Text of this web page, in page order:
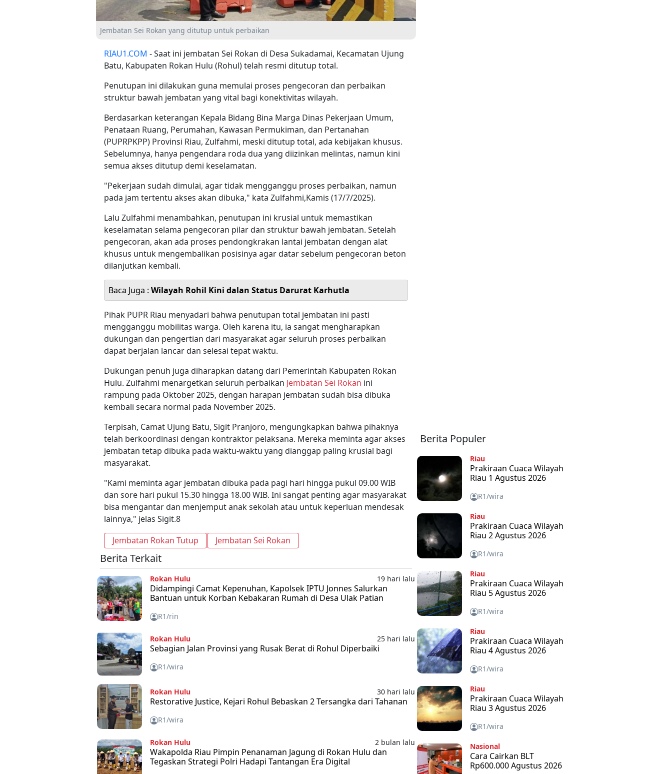
Jembatan Sei Rokan yang ditutup untuk perbaikan
RIAU1.COM - Saat ini jembatan Sei Rokan di Desa Sukadamai, Kecamatan Ujung
Batu, Kabupaten Rokan Hulu (Rohul) telah resmi ditutup total.
Penutupan ini dilakukan guna memulai proses pengecoran dan perbaikan
struktur bawah jembatan yang vital bagi konektivitas wilayah.
Berdasarkan keterangan Kepala Bidang Bina Marga Dinas Pekerjaan Umum,
Penataan Ruang, Perumahan, Kawasan Permukiman, dan Pertanahan
(PUPRPKPP) Provinsi Riau, Zulfahmi, meski ditutup total, ada kebijakan khusus.
Sebelumnya, hanya pengendara roda dua yang diizinkan melintas, namun kini
semua akses ditutup demi keselamatan.
"Pekerjaan sudah dimulai, agar tidak mengganggu proses perbaikan, namun
pada jam tertentu akses akan dibuka," kata Zulfahmi,Kamis (17/7/2025).
Lalu Zulfahmi menambahkan, penutupan ini krusial untuk memastikan
keselamatan selama pengecoran pilar dan struktur bawah jembatan. Setelah
pengecoran, akan ada proses pendongkrakan lantai jembatan dengan alat
khusus untuk mengembalikan posisinya agar datar sebelum pengecoran beton
dilanjutkan kembali.
Baca Juga : Wilayah Rohil Kini dalan Status Darurat Karhutla
Pihak PUPR Riau menyadari bahwa penutupan total jembatan ini pasti
mengganggu mobilitas warga. Oleh karena itu, ia sangat mengharapkan
dukungan dan pengertian dari masyarakat agar seluruh proses perbaikan
dapat berjalan lancar dan selesai tepat waktu.
Dukungan penuh juga diharapkan datang dari Pemerintah Kabupaten Rokan
Hulu. Zulfahmi menargetkan seluruh perbaikan Jembatan Sei Rokan ini
rampung pada Oktober 2025, dengan harapan jembatan sudah bisa dibuka
kembali secara normal pada November 2025.
Terpisah, Camat Ujung Batu, Sigit Pranjoro, mengungkapkan bahwa pihaknya
telah berkoordinasi dengan kontraktor pelaksana. Mereka meminta agar akses
jembatan tetap dibuka pada waktu-waktu yang dianggap paling krusial bagi
masyarakat.
"Kami meminta agar jembatan dibuka pada pagi hari hingga pukul 09.00 WIB
dan sore hari pukul 15.30 hingga 18.00 WIB. Ini sangat penting agar masyarakat
bisa mengantar dan menjemput anak sekolah atau untuk keperluan mendesak
lainnya," jelas Sigit.8
Jembatan Rokan Tutup
Jembatan Sei Rokan
Berita Terkait
Rokan Hulu 19 hari lalu
Didampingi Camat Kepenuhan, Kapolsek IPTU Jonnes Salurkan
Bantuan untuk Korban Kebakaran Rumah di Desa Ulak Patian
R1/rin
Rokan Hulu 25 hari lalu
Sebagian Jalan Provinsi yang Rusak Berat di Rohul Diperbaiki
R1/wira
Rokan Hulu 30 hari lalu
Restorative Justice, Kejari Rohul Bebaskan 2 Tersangka dari Tahanan
R1/wira
Rokan Hulu 2 bulan lalu
Wakapolda Riau Pimpin Penanaman Jagung di Rokan Hulu dan
Tegaskan Strategi Polri Hadapi Tantangan Era Digital
Berita Populer
Riau
Prakiraan Cuaca Wilayah
Riau 1 Agustus 2026
R1/wira
Riau
Prakiraan Cuaca Wilayah
Riau 2 Agustus 2026
R1/wira
Riau
Prakiraan Cuaca Wilayah
Riau 5 Agustus 2026
R1/wira
Riau
Prakiraan Cuaca Wilayah
Riau 4 Agustus 2026
R1/wira
Riau
Prakiraan Cuaca Wilayah
Riau 3 Agustus 2026
R1/wira
Nasional
Cara Cairkan BLT
Rp600.000 Agustus 2026